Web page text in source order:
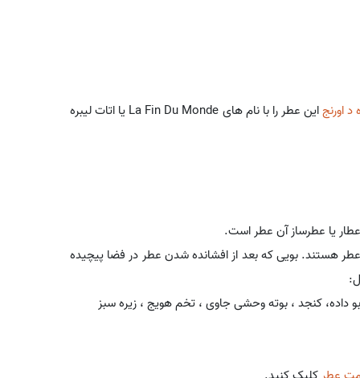
د اورنج این عطر را با نام های La Fin Du Monde یا اتات لیبره
یا عطرساز آن عطر است.
هستند. بویی که بعد از افشانده شدن عطر در فضا پیچیده
کنجد ، بوته وحشی جاوی ، تخم هویج ، زیره سبز